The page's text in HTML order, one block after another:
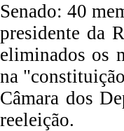
Senado: 40
presidente da
eliminados os
na
Câmara dos
reeleição.